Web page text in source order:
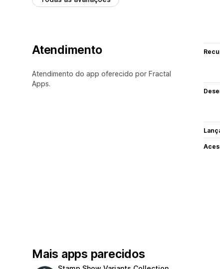
Atendimento
Atendimento do app oferecido por Fractal
Apps.
Mais apps parecidos